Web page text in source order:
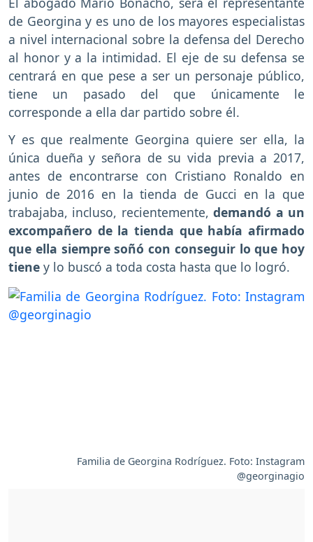
de Georgina y es uno de los mayores especialistas
a nivel internacional sobre la defensa del Derecho
al honor y a la intimidad. El eje de su defensa se
centrará en que pese a ser un personaje público,
tiene un pasado del que únicamente le
corresponde a ella dar partido sobre él.
Y es que realmente Georgina quiere ser ella, la
única dueña y señora de su vida previa a 2017,
antes de encontrarse con Cristiano Ronaldo en
junio de 2016 en la tienda de Gucci en la que
trabajaba, incluso, recientemente,demandó a un
excompañero de la tienda que había afirmado
que ella siempre soñó con conseguir lo que hoy
tiene y lo buscó a toda costa hasta que lo logró.
Familia de Georgina Rodríguez. Foto: Instagram
@georginagio